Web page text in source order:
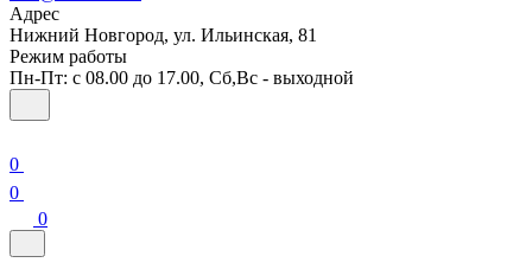
Адрес
Нижний Новгород, ул. Ильинская, 81
Режим работы
Пн-Пт: c 08.00 до 17.00, Cб,Вс - выходной
0
0
0